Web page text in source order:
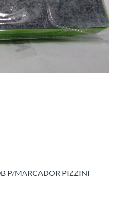
P/MARCADOR PIZZINI